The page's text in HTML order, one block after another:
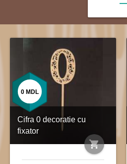
Cifra 0 decoratie cu
fixator
shopping_cart
0 MDL